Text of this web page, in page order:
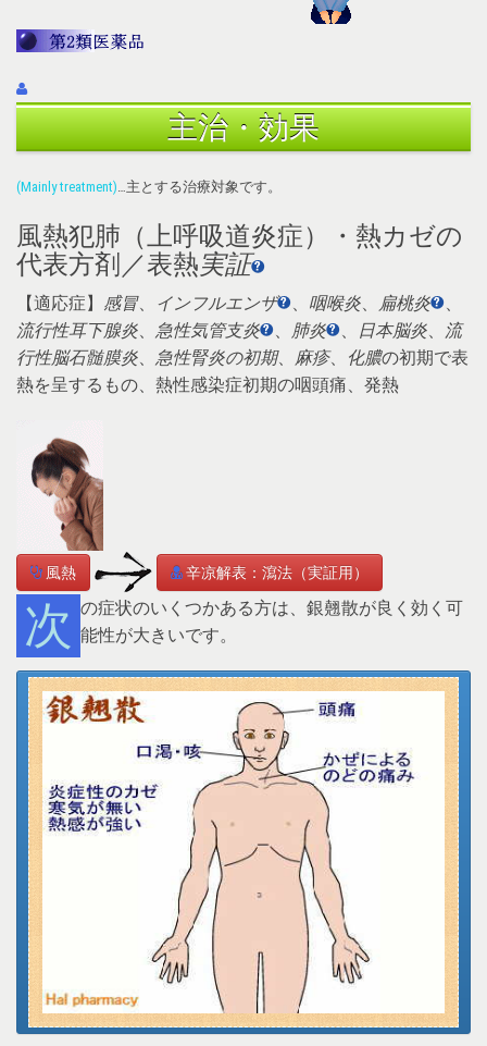
主治・効果
(Mainly treatment)…主とする治療対象です。
風熱犯肺（上呼吸道炎症）・熱カゼの
代表方剤／表熱実証
【適応症】 感冒、 インフルエンザ 、 咽喉炎、 扁桃炎
、
流行性耳下腺炎、 急性気管支炎 、 肺炎 、 日本脳炎、 流
行性脳石髄膜炎、 急性腎炎の初期、 麻疹、 化膿の初期で表
熱を呈するもの、熱性感染症初期の咽頭痛、発熱
風熱 辛凉解表：瀉法（実証用）
次の症状のいくつかある方は、銀翹散が良く効く可 能性が大きいです。